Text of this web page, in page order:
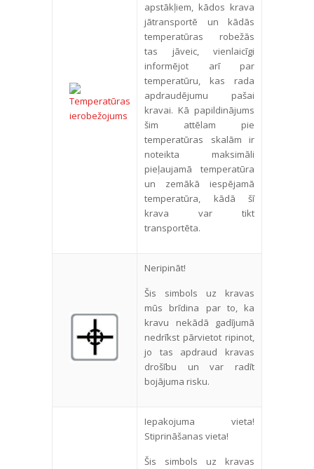
apstākļiem, kādos krava
jātransportē un kādās
temperatūras robežās
tas jāveic, vienlaicīgi
informējot arī par
temperatūru, kas rada
apdraudējumu pašai
kravai. Kā papildinājums
šim attēlam pie
temperatūras skalām ir
noteikta maksimāli
pieļaujamā temperatūra
un zemākā iespējamā
temperatūra, kādā šī
krava var tikt
transportēta.
Neripināt!
Šis simbols uz kravas
mūs brīdina par to, ka
kravu nekādā gadījumā
nedrīkst pārvietot ripinot,
jo tas apdraud kravas
drošību un var radīt
bojājuma risku.
Iepakojuma vieta!
Stiprināšanas vieta!
Šis simbols uz kravas